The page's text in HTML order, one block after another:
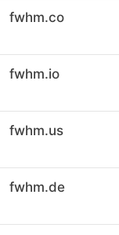
fwhm.co
fwhm.io
fwhm.us
fwhm.de